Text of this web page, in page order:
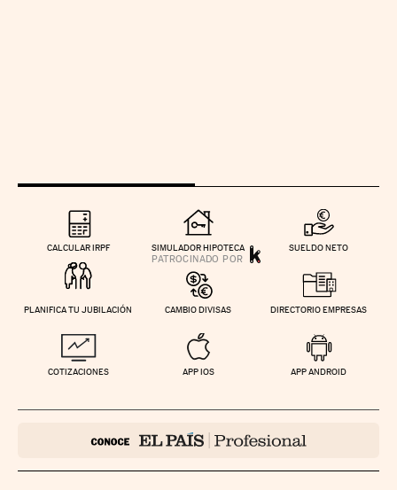
CALCULAR IRPF SIMULADOR HIPOTECA SUELDO NETO
PLANIFICA TU JUBILACIÓN CAMBIO DIVISAS DIRECTORIO EMPRESAS
COTIZACIONES APP IOS APP ANDROID